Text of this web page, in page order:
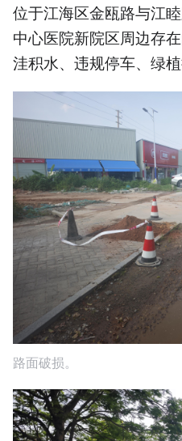
位于江海区金瓯路与江
中心医院新院区周边存
洼积水、违规停车、绿植
路面破损。